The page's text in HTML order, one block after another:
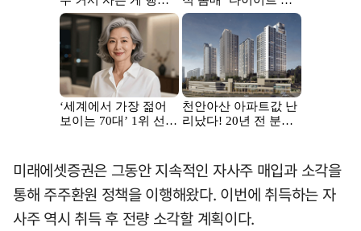
미래에셋증권은 그동안 지속적인 자사주 매입과 소각을
통해 주주환원 정책을 이행해왔다. 이번에 취득하는 자
사주 역시 취득 후 전량 소각할 계획이다.